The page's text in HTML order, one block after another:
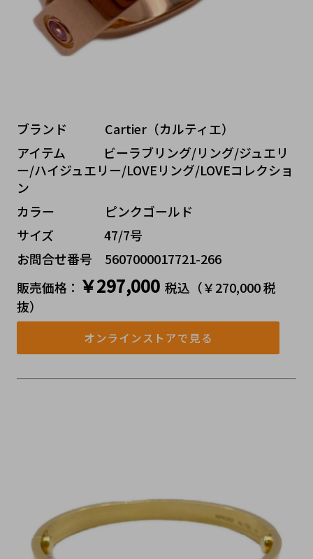
ブランド   Cartier（カルティエ）
アイテム   ビーラブリング/リング/ジュエリ
ー/ハイジュエリー/LOVEリング/LOVEコレクショ
ン
カラー    ピンクゴールド
サイズ    47/7号
お問合せ番号 5607000017721-266
販売価格： ￥297,000 税込（￥270,000 税
抜）
オンラインストアで見る